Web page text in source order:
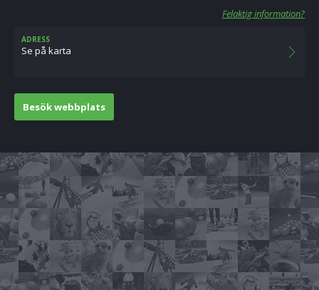
Felaktig information?
ADRESS
Se på karta
Besök webbplats